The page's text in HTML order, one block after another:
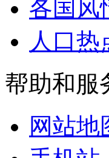
各国风
人口热
帮助和服
网站地